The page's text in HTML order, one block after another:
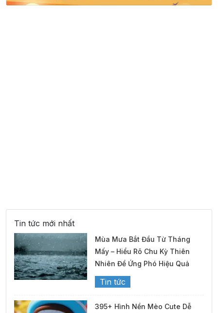
Tin tức mới nhất
Mùa Mưa Bắt Đầu Từ Tháng
Mấy – Hiểu Rõ Chu Kỳ Thiên
Nhiên Để Ứng Phó Hiệu Quả
Tin tức
395+ Hình Nền Mèo Cute Dễ